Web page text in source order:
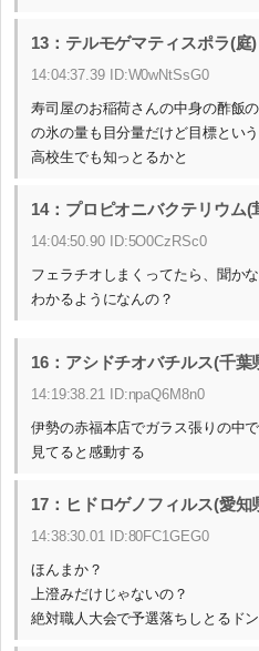
13：テルモゲマティスポラ(庭
14:04:37.39 ID:W0wNtSsG0
寿司屋のお稲荷さんの中身の酢飯
の氷の量も目分量だけど目標とい
高校生でも知っとるかと
14：プロピオニバクテリウム(
14:04:50.90 ID:5O0CzRSc0
フェラチオしまくってたら、聞か
わかるようになんの？
16：アシドチオバチルス(千葉
14:19:38.21 ID:npaQ6M8n0
伊勢の赤福本店でガラス張りの中
見てると感動する
17：ヒドロゲノフィルス(愛知
14:38:30.01 ID:80FC1GEG0
ほんまか？
上澄みだけじゃないの？
絶対職人大会で予選落ちしとるド